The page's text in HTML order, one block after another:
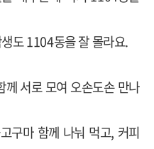
도 1104동을 잘 몰라요.
서로 모여 오손도손 만나
구마 함께 나눠 먹고, 커피